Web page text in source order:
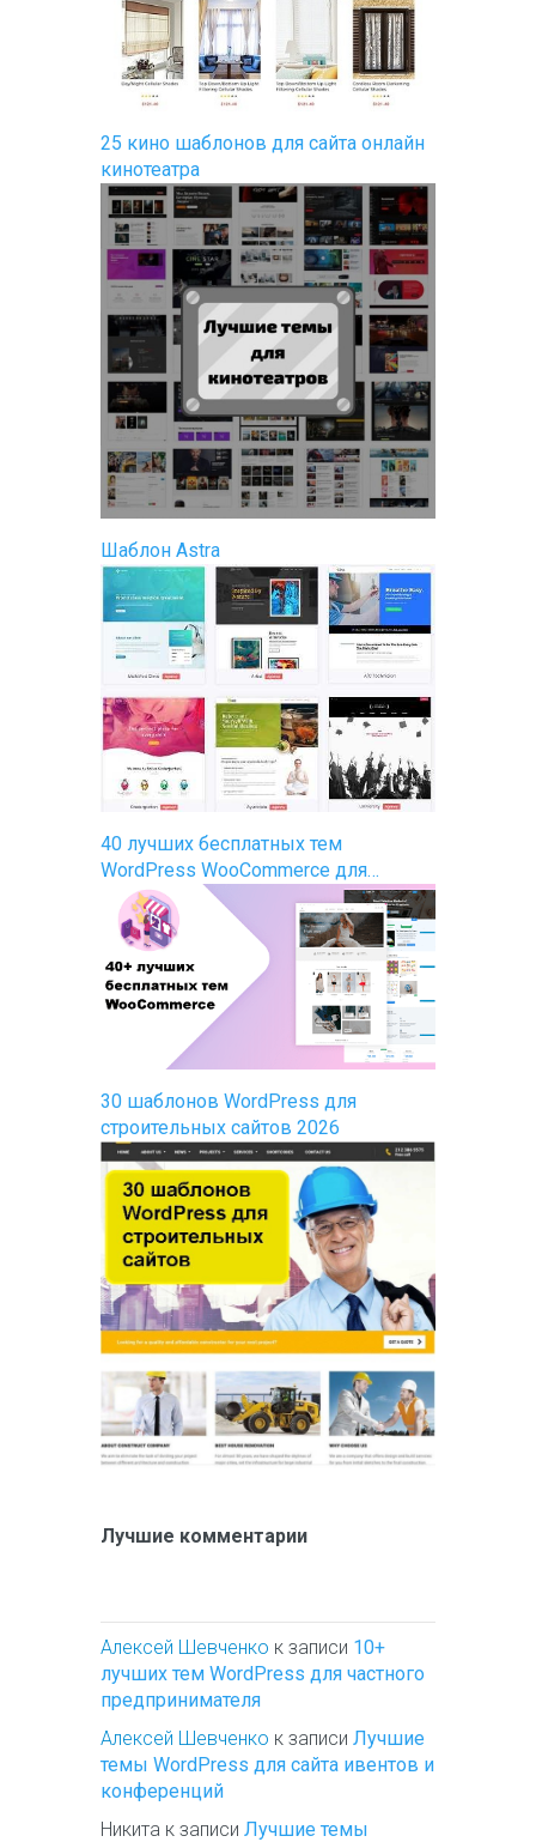
25 кино шаблонов для сайта онлайн
кинотеатра
Шаблон Astra
40 лучших бесплатных тем
WordPress WooCommerce для…
30 шаблонов WordPress для
строительных сайтов 2026
Лучшие комментарии
Алексей Шевченко к записи 10+
лучших тем WordPress для частного
предпринимателя
Алексей Шевченко к записи Лучшие
темы WordPress для сайта ивентов и
конференций
Никита к записи Лучшие темы